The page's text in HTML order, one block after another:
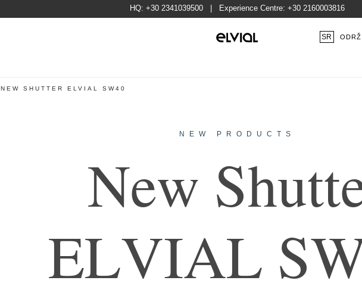
HQ: +30 2341039500| Experience Centre: +30 2160003816
SR
NEW SHUTTER ELVIAL SW40
NEW PRODUCTS
New Shutt
ELVIAL S